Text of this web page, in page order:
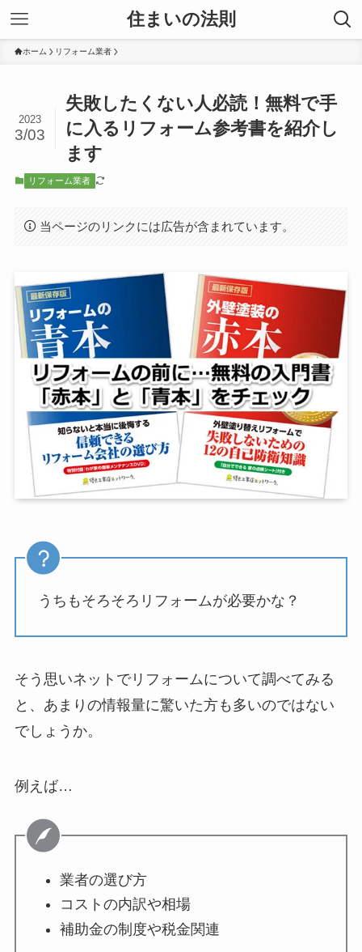
住まいの法則
ホーム リフォーム業者
失敗したくない人必読！無料で手
に入るリフォーム参考書を紹介し
ます
2023
3/03
リフォーム業者
当ページのリンクには広告が含まれています。
うちもそろそろリフォームが必要かな？
そう思いネットでリフォームについて調べてみる
と、あまりの情報量に驚いた方も多いのではない
でしょうか。
例えば…
業者の選び方
コストの内訳や相場
補助金の制度や税金関連